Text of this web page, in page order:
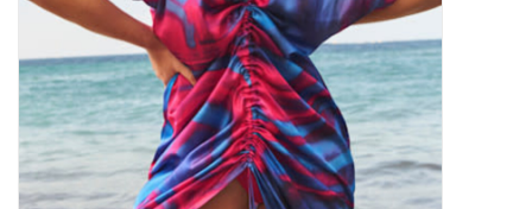
Badmode
Lingerie-accessoires
Cadeaubonnen